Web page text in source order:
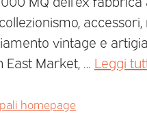
accessori,
vintage e
Market, … Leggi
homepage